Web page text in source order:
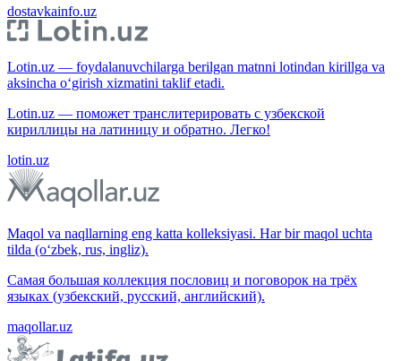
dostavkainfo.uz
Lotin.uz — foydalanuvchilarga berilgan matnni lotindan kirillga va
aksincha o‘girish xizmatini taklif etadi.
Lotin.uz — поможет транслитерировать с узбекской
кириллицы на латиницу и обратно. Легко!
lotin.uz
Maqol va naqllarning eng katta kolleksiyasi. Har bir maqol uchta
tilda (o‘zbek, rus, ingliz).
Самая большая коллекция пословиц и поговорок на трёх
языках (узбекский, русский, английский).
maqollar.uz